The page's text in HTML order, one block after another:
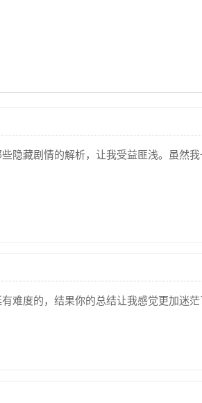
隐藏剧情的解析，让我受益匪浅。虽然
难度的，结果你的总结让我感觉更加迷